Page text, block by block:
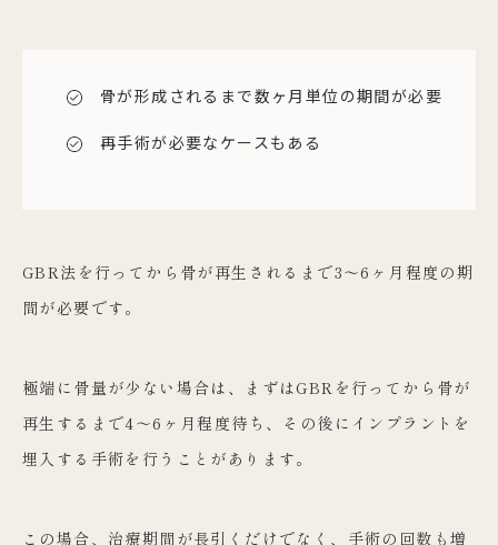
骨が形成されるまで数ヶ月単位の期間が必要
再手術が必要なケースもある
GBR法を行ってから骨が再生されるまで3〜6ヶ月程度の期
間が必要です。
極端に骨量が少ない場合は、まずはGBRを行ってから骨が
再生するまで4〜6ヶ月程度待ち、その後にインプラントを
埋入する手術を行うことがあります。
この場合、治療期間が長引くだけでなく、手術の回数も増